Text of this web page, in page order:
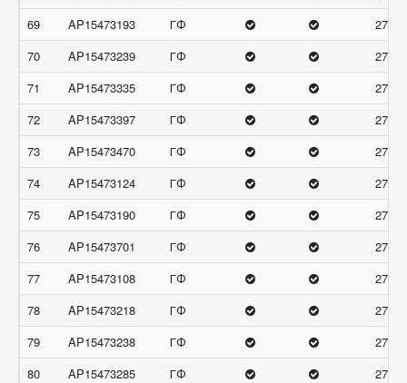
69
AP15473193 ГФ
27.66
70
AP15473239 ГФ
27.66
71
AP15473335 ГФ
27.66
72
AP15473397 ГФ
27.66
73
AP15473470 ГФ
27.66
74
AP15473124 ГФ
27.33
75
AP15473190 ГФ
27.33
76
AP15473701 ГФ
27.33
77
AP15473108 ГФ
27
78
AP15473218 ГФ
27
79
AP15473238 ГФ
27
80
AP15473285 ГФ
27